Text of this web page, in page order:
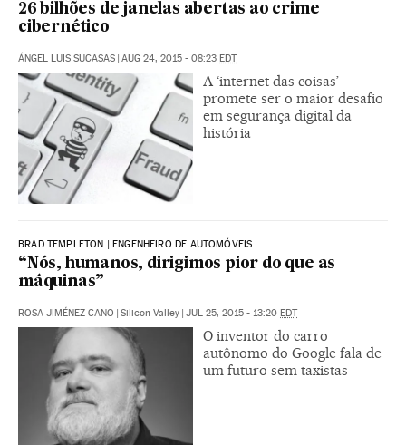
26 bilhões de janelas abertas ao crime
cibernético
ÁNGEL LUIS SUCASAS | AUG 24, 2015 - 08:23 EDT
A ‘internet das coisas’
promete ser o maior desafio
em segurança digital da
história
BRAD TEMPLETON | ENGENHEIRO DE AUTOMÓVEIS
“Nós, humanos, dirigimos pior do que as
máquinas”
ROSA JIMÉNEZ CANO | Silicon Valley | JUL 25, 2015 - 13:20 EDT
O inventor do carro
autônomo do Google fala de
um futuro sem taxistas